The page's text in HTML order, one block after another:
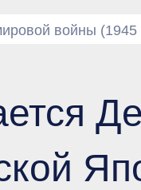
войны (1945